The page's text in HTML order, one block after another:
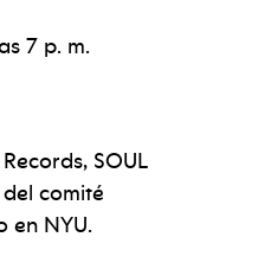
7 p. m.
SOUL
comité
en NYU.